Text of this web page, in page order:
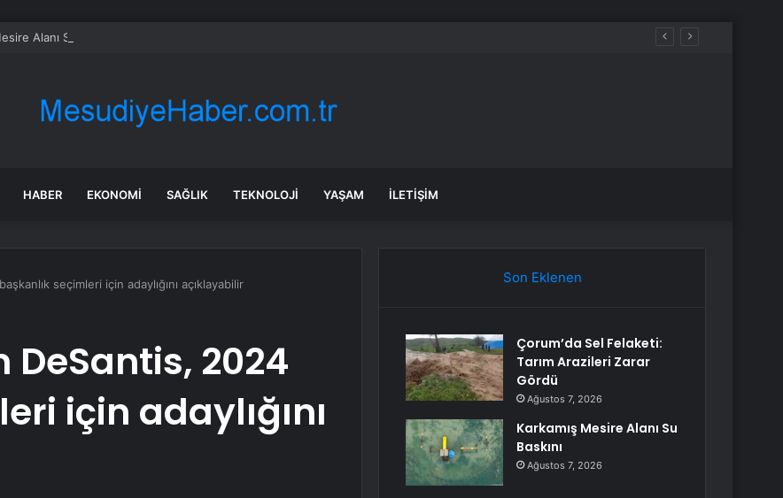
Alanı Su Baskını
HABER EKONOMI SAĞLIK TEKNOLOJI YAŞAM İLETIŞIM
seçimleri için adaylığını açıklayabilir
DeSantis, 2024
için adaylığını
Son Eklenen
Çorum’da Sel Felaketi:
Tarım Arazileri Zarar
Gördü
Ağustos 7, 2026
Karkamış Mesire Alanı Su
Baskını
Ağustos 7, 2026